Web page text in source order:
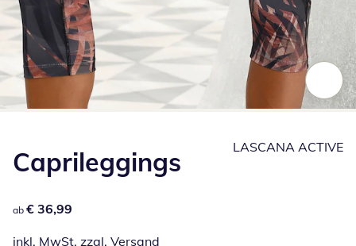
Caprileggings
€ 36,99
ab € 36,99
inkl. MwSt. zzgl. Versand
LASCANA ACTIVE